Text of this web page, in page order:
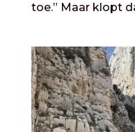
toe.” Maar klopt